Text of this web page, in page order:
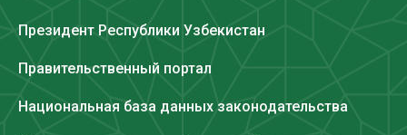
Президент Республики Узбекистан
Правительственный портал
Национальная база данных законодательства